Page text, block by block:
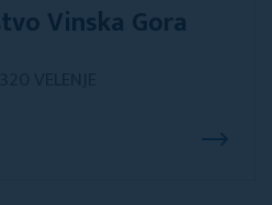
Vinska Gora